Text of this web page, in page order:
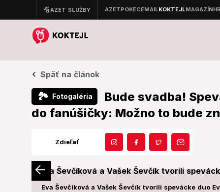
Späť na článok
🏞 Fotogaléria
Bude svadba!
do fanúšičky: Možno to bude
Zdieľať
Eva Ševčíková a Vašek Ševčík tvorili spevácke duo